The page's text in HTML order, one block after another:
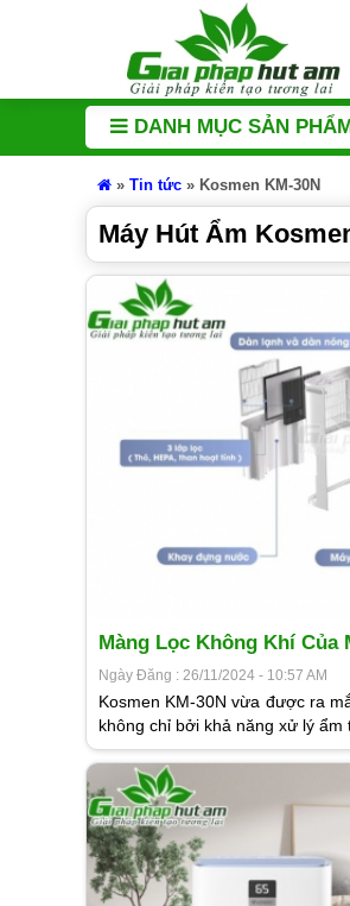
DANH MỤC SẢN
» Tin tức » Kosmen KM-30N
Máy Hút Ẩm
Màng Lọc Không Khí Của
30N
Ngày Đăng : 26/11/2024 - 10:57 AM
Kosmen KM-30N vừa được ra
không chỉ bởi khả năng xử lý ẩm